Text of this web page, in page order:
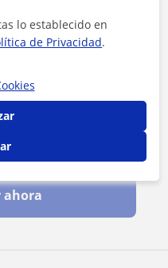
ahora
lo establecido en
de Privacidad.